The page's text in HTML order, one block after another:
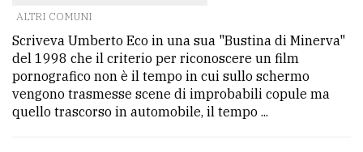
ALTRI COMUNI
Scriveva Umberto Eco in una sua "Bustina di Minerva"
del 1998 che il criterio per riconoscere un film
pornografico non è il tempo in cui sullo schermo
vengono trasmesse scene di improbabili copule ma
quello trascorso in automobile, il tempo ...